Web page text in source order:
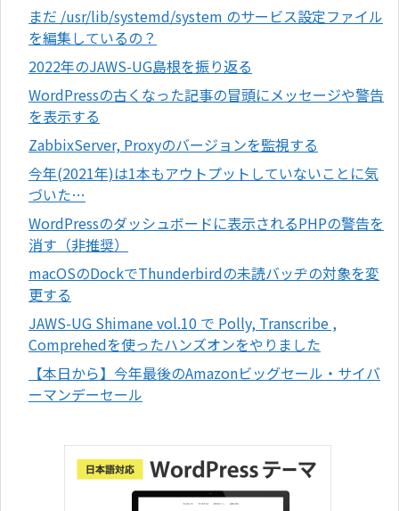
まだ /usr/lib/systemd/system のサービス設定ファイル
を編集しているの？
2022年のJAWS-UG島根を振り返る
WordPressの古くなった記事の冒頭にメッセージや警告
を表示する
ZabbixServer, Proxyのバージョンを監視する
今年(2021年)は1本もアウトプットしていないことに気
づいた…
WordPressのダッシュボードに表示されるPHPの警告を
消す（非推奨）
macOSのDockでThunderbirdの未読バッヂの対象を変
更する
JAWS-UG Shimane vol.10 で Polly, Transcribe ,
Comprehedを使ったハンズオンをやりました
【本日から】今年最後のAmazonビッグセール・サイバ
ーマンデーセール